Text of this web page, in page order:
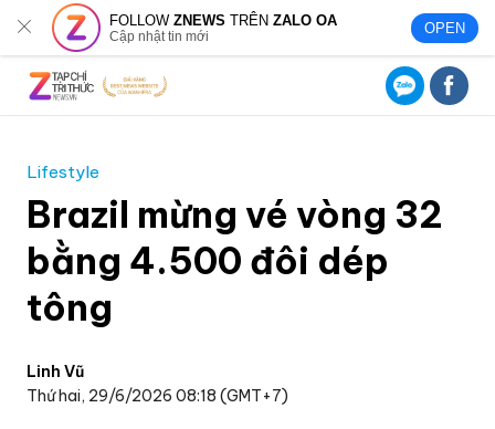
FOLLOWZNEWS TRÊNZALO OA
Cập nhật tin mới OPEN
Lifestyle
Brazil mừng vé vòng 32
bằng 4.500 đôi dép
tông
Linh Vũ
Thứ hai, 29/6/2026 08:18 (GMT+7)